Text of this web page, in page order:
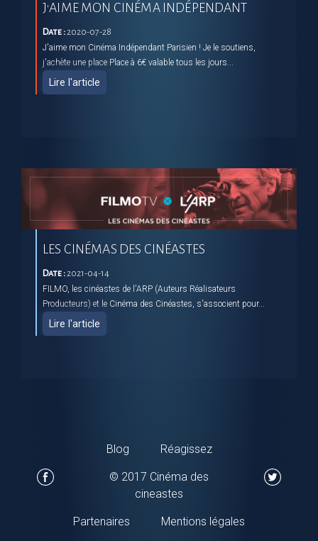
J'AIME MON CINÉMA INDÉPENDANT
Date :2020-07-28
J'aime mon Cinéma Indépendant Parisien ! Je le soutiens,
j'achète une place Place à 6€ valable tous les jours...
Lire l'article
LES CINÉMAS DES CINÉASTES
Date : 2021-04-14
FILMO, les cinéastes de l'ARP (Auteurs Réalisateurs
Producteurs) et le Cinéma des Cinéastes, s'associent pour...
Lire l'article
Blog Réagissez
© 2017 Cinéma des
cineastes
Partenaires Mentions légales